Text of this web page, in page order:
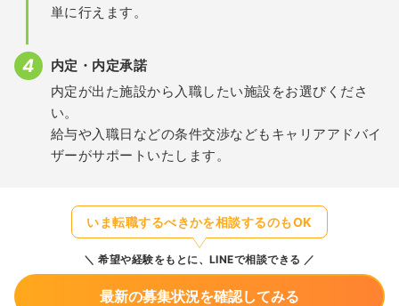
単に行えます。
内定・内定承諾
内定が出た施設から入職したい施設をお選びくださ
い。
給与や入職日などの条件交渉などもキャリアアドバイ
ザーがサポートいたします。
いま転職するべきかを相談するのもOK
希望や経験をもとに、LINEで相談できる
最新の募集状況を確認してみる